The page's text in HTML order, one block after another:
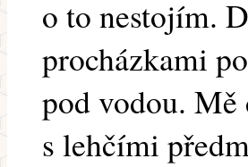
o to nestojím.
procházkami
pod vodou. Mě
s lehčími